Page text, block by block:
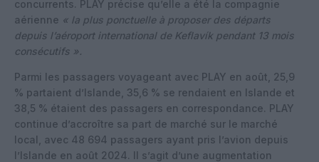
concurrents. PLAY précise qu’elle a été la compagnie
aérienne « la plus ponctuelle à proposer des départs
depuis l’aéroport international de Keflavík pendant 13 mois
consécutifs ».
Parmi les passagers voyageant avec PLAY en août, 25,9
% partaient d’Islande, 35,6 % se rendaient en Islande et
38,5 % étaient des passagers en correspondance. PLAY
continue d’accroître sa part de marché sur le marché
local, avec 48 694 passagers ayant pris l’avion depuis
l’Islande en août 2024. Il s’agit d’une augmentation